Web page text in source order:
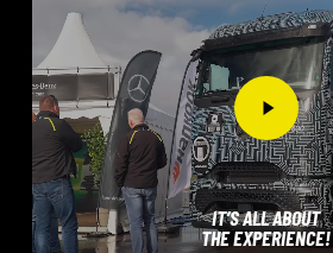
IT’S ALL ABOUT
THE EXPERIENCE!